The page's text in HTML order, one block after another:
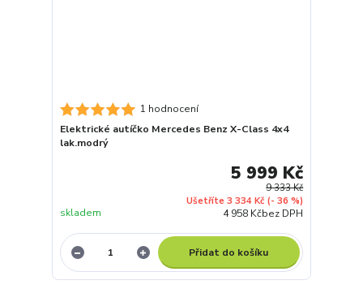
1 hodnocení
Elektrické autíčko Mercedes Benz X-Class 4x4
lak.modrý
9 333 Kč
Ušetříte 3 334 Kč (- 36 %)
5 999 Kč
4 958 Kčbez DPH
skladem
Přidat do košíku